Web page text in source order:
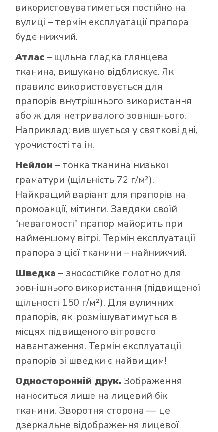
використовуватиметься постійно на
вулиці – термін експлуатації прапора
буде нижчий.
Атлас– щільна гладка глянцева
тканина, вишукано відблискує. Як
правило використовується для
прапорів внутрішнього використання
або ж для нетривалого зовнішнього.
Наприклад: вивішується у святкові дні,
урочистості та ін.
Нейлон – тонка тканина низької
граматури (щільність 72 г/м²).
Найкращий варіант для прапорів на
промоакції, мітинги. Завдяки своїй
“невагомості” прапор майорить при
найменшому вітрі. Термін експлуатації
прапора з цієї тканини – найнижчий.
Шведка – зносостійке полотно для
зовнішнього використання (підвищеної
щільності 150 г/м²). Для вуличних
прапорів, які розміщуватимуться в
місцях підвищеного вітрового
навантаження. Термін експлуатації
прапорів зі шведки є найвищим!
Односторонній друк. Зображення
наноситься лише на лицевий бік
тканини. Зворотня сторона — це
дзеркальне відображення лицевої